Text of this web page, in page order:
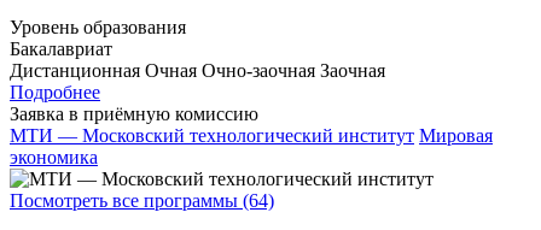
Уровень образования
Бакалавриат
Дистанционная Очная Очно-заочная Заочная
Подробнее
Заявка в приёмную комиссию
МТИ — Московский технологический институт Мировая
экономика
Посмотреть все программы (64)